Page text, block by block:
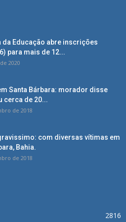
da Educação abre inscrições
para mais de 12...
2020
Santa Bárbara: morador disse
cerca de 20...
de 2018
com diversas vítimas em
Bahia.
de 2018
2816